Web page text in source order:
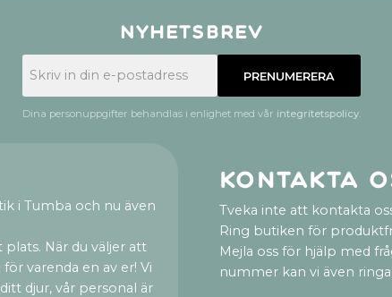
Nyhetsbrev
PRENUMERERA
Dina personuppgifter behandlas i enlighet med vår integritetspolicy.
i Tumba och nu även
När du väljer att
varenda en av er! Vi
djur, vår personal är
Kontakta
Tveka inte att kontakta
Ring butiken för
Mejla oss för hjälp med
nummer kan vi även